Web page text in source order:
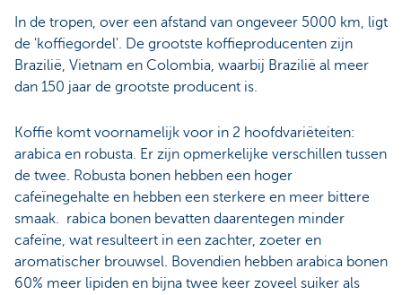
In de tropen, over een afstand van ongeveer 5000 km, ligt
de 'koffiegordel'. De grootste koffieproducenten zijn
Brazilië, Vietnam en Colombia, waarbij Brazilië al meer
dan 150 jaar de grootste producent is.
Koffie komt voornamelijk voor in 2 hoofdvariëteiten:
arabica en robusta. Er zijn opmerkelijke verschillen tussen
de twee. Robusta bonen hebben een hoger
cafeïnegehalte en hebben een sterkere en meer bittere
smaak. rabica bonen bevatten daarentegen minder
cafeïne, wat resulteert in een zachter, zoeter en
aromatischer brouwsel. Bovendien hebben arabica bonen
60% meer lipiden en bijna twee keer zoveel suiker als